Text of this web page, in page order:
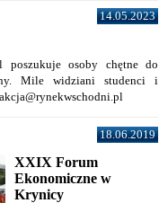
14.05.2023
poszukuje osoby chętne do
Mile widziani studenci i
18.06.2019
XXIX Forum
Ekonomiczne w
Krynicy